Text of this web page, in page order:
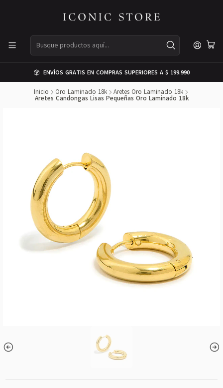
ENVÍOS GRATIS EN COMPRAS SUPERIORES A $ 199.990
Inicio Oro Laminado 18k Aretes Oro Laminado 18k
Aretes Candongas Lisas Pequeñas Oro Laminado 18k